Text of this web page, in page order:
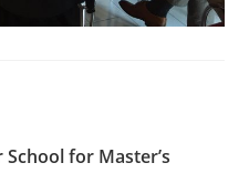
for Master’s